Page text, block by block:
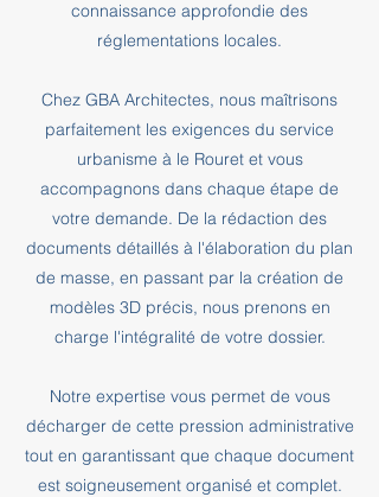
connaissance approfondie des
réglementations locales.
Chez GBA Architectes, nous maîtrisons
parfaitement les exigences du service
urbanisme à le Rouret et vous
accompagnons dans chaque étape de
votre demande. De la rédaction des
documents détaillés à l'élaboration du plan
de masse, en passant par la création de
modèles 3D précis, nous prenons en
charge l'intégralité de votre dossier.
Notre expertise vous permet de vous
décharger de cette pression administrative
tout en garantissant que chaque document
est soigneusement organisé et complet.